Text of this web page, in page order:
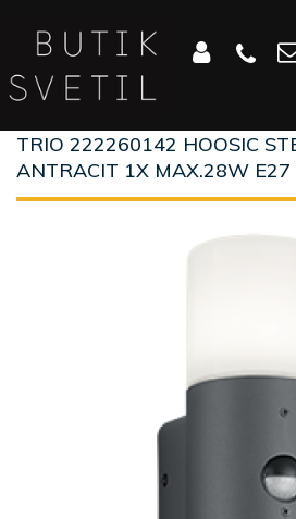
TRIO 222260142 HOOSIC
ANTRACIT 1X MAX.28W E27